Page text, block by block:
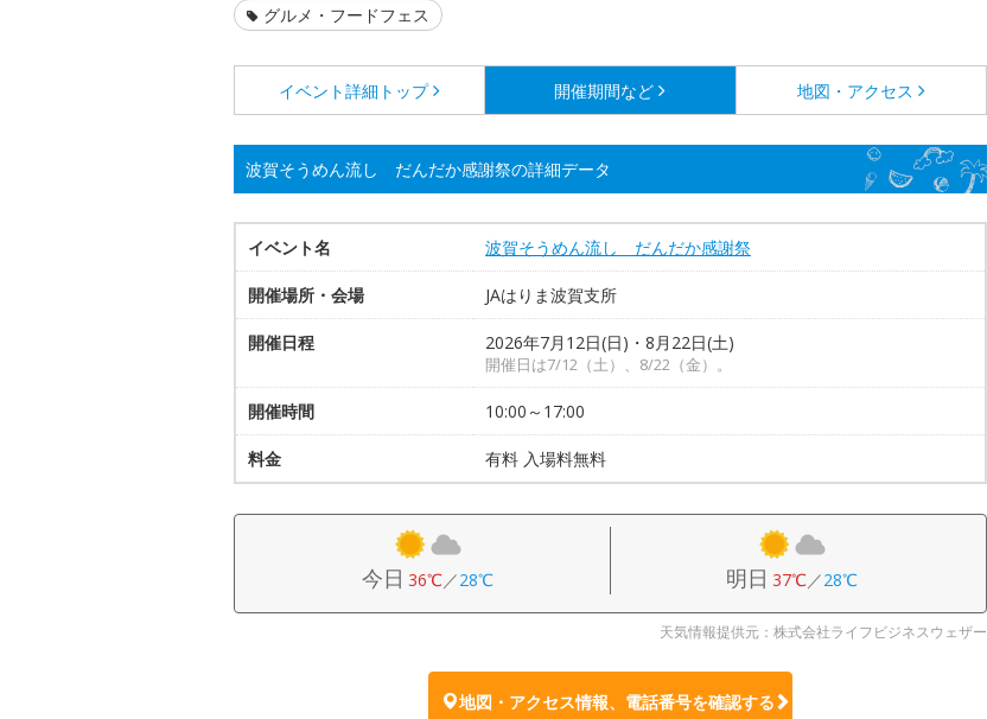
グルメ・フードフェス
イベント詳細 トップ 開催期間など 地図・アクセス
波賀そうめん流し だんだか感謝祭の詳細データ
イベント名 波賀そうめん流し だんだか感謝祭
開催場所・会場 JAはりま波賀支所
開催日程 2026年7月12日(日)・8月22日(土)
開催日は7/12（土）、8/22（金）。
開催時間 10:00～17:00
料金 有料 入場料無料
今日 36℃／28℃ 明日 37℃／28℃
天気情報提供元：株式会社ライフビジネスウェザー
地図・アクセス情報、電話番号を確認する